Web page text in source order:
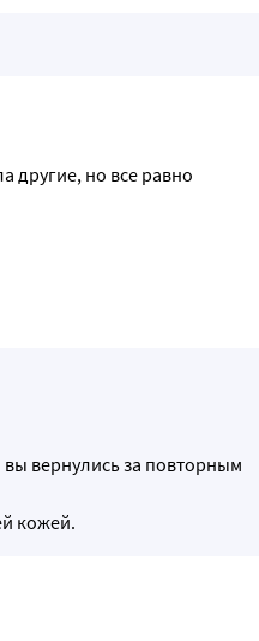
другие, но все равно
вернулись за повторным
кожей.